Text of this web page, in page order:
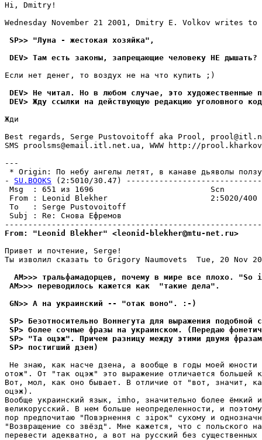
Hi, Dmitry!
Wednesday November 21 2001, Dmitry E. Volkov writes
SP>> "Луна - жестокая хозяйка",
DEV> Там есть законы, запрещающие человеку НЕ
Если нет денег, то воздух не на что купить ;)
DEV> Не читал. Hо в любом случае, это художественные
DEV> Жду ссылки на действующую редакцию уголовного
Жди
Best regards, Serge Pustovoitoff aka Prool,
SMS proolsms@email.itl.net.ua, WWW http://
---
* Origin: По небу ангелы летят, в канаве дьяволы
- SU.BOOKS (2:5010/30.47)
Msg  : 651 из 1696
From : Leonid Blekher                      2:5020/400
To   : Serge Pustovoitoff
Subj : Re: Снова
From: "Leonid Blekher" <leonid-blekher@mtu-net.ru>
Привет и почтение, Serge!
Ты изволил сказать to Grigory Naumovets  Tue, 20 Nov
AM>>> тральфамадорцев, почему в мире все плохо. "So
AM>>> переводилось кажется как  "такие дела".
GN>> А на украинский -- "отак воно". :-)
SP> Безотносительно Воннегута для выражения подобной
SP> более сочные фразы на украинском. (Передаю
SP> "Та оцэж". Причем разницу между этими двумя
SP> постигший дзен)
Не знаю, как насче дзена, а вообще в годы моей юности
отож". От "так оцэж" это выражение отличается большей
Вот, мол, как оно бывает. В отличие от "вот, значит,
оцэж).
Вообще украинский язык, imho, значительно более ёмкий
великорусский. В нем больше неопределенности, и
пор предпочитаю "Повэрнення с зiрок" сухому и
"Возвращение со звёзд". Мне кажется, что с польского
перевести адекватно, а вот на русский без